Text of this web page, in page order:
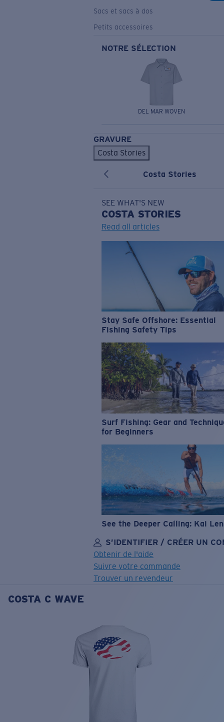
Sacs et sacs à dos
Petits accessoires
NOTRE SÉLECTION
DEL MAR WOVEN
GRAVURE
Costa Stories
Costa Stories
SEE WHAT'S NEW
COSTA STORIES
Read all articles
Stay Safe Offshore: Essential
Fishing Safety Tips
Surf Fishing: Gear and
for Beginners
See the Deeper Calling: Kai
S’IDENTIFIER / CRÉER UN
Obtenir de l'aide
Suivre votre commande
Trouver un revendeur
OBJECTIF MIS À JOUR
Prix :
Quantité:
COSTA C WAVE